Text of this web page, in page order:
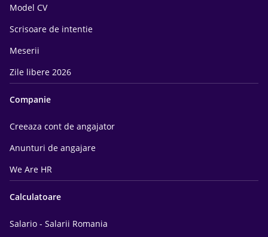
Model CV
Scrisoare de intentie
Meserii
Zile libere 2026
Companie
Creeaza cont de angajator
Anunturi de angajare
We Are HR
Calculatoare
Salario - Salarii Romania